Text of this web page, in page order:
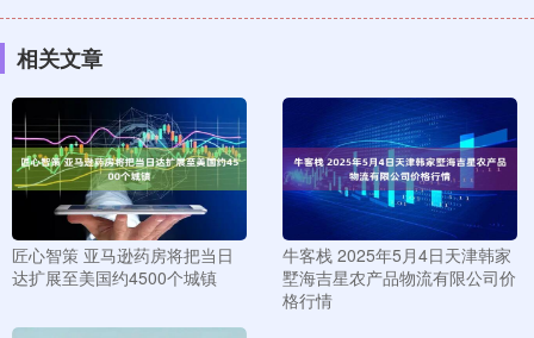
相关文章
匠心智策 亚马逊药房将把当日
达扩展至美国约4500个城镇
牛客栈 2025年5月4日天津韩家
墅海吉星农产品物流有限公司价
格行情